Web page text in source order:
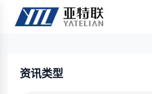
资讯类型